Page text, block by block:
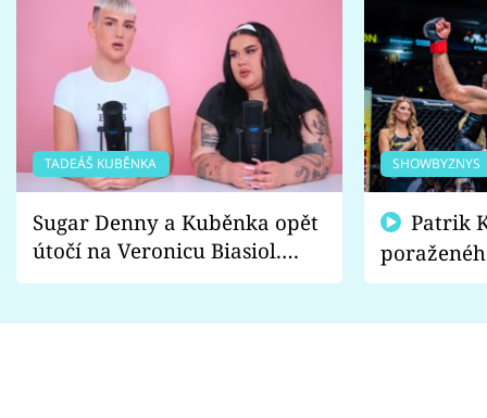
TADEÁŠ KUBĚNKA
Sugar Denny a Kuběnka opět
útočí na Veronicu Biasiol.
Proč je podle nich falešná a
SHOWBYZNYS
fanoušci